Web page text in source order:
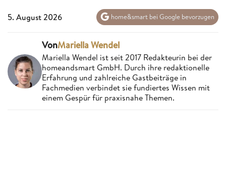
5. August 2026 home&smart bei Google bevorzugen
VonMariella Wendel
Mariella Wendel ist seit 2017 Redakteurin bei der
homeandsmart GmbH. Durch ihre redaktionelle
Erfahrung und zahlreiche Gastbeiträge in
Fachmedien verbindet sie fundiertes Wissen mit
einem Gespür für praxisnahe Themen.